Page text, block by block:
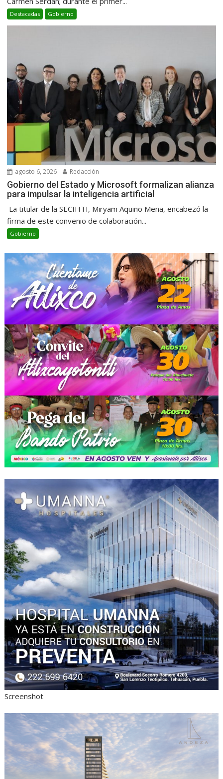
Destacadas Gobierno
agosto 6, 2026 Redacción
Gobierno del Estado y Microsoft formalizan alianza
para impulsar la inteligencia artificial
La titular de la SECIHTI, Miryam Aquino Mena, encabezó la
firma de este convenio de colaboración...
Gobierno
Screenshot